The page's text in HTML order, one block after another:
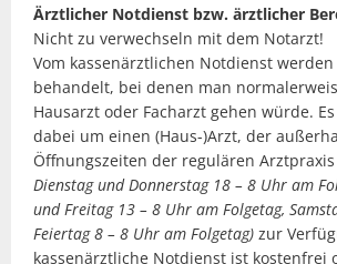
Ärztlicher Notdienst bzw. ärztlicher
Nicht zu verwechseln mit dem Notarzt!
Vom kassenärztlichen Notdienst
behandelt, bei denen man
Hausarzt oder Facharzt gehen würde.
dabei um einen (Haus-)Arzt, der
Öffnungszeiten der regulären Arztpraxis
Dienstag und Donnerstag 18 – 8 Uhr am
und Freitag 13 – 8 Uhr am Folgetag,
Feiertag 8 – 8 Uhr am Folgetag) zur
kassenärztliche Notdienst ist kostenfrei